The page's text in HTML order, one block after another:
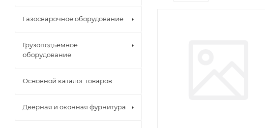
Газосварочное оборудование
Грузоподъемное
оборудование
Основной каталог товаров
Дверная и оконная фурнитура